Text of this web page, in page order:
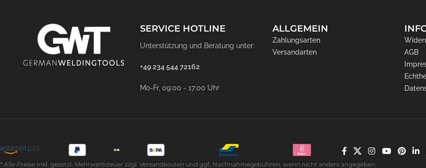
SERVICE HOTLINE
Unterstützung und Beratung unter:
+49 234 544 72162
Mo-Fr, 09:00 - 17:00 Uhr
ALLGEMEIN
Zahlungsarten
Versandarten
AGB
* Alle Preise inkl. gesetzl. Mehrwertsteuer zzgl. Versandkosten und ggf. Nachnahmegebühren, wenn nicht anders angegeben.